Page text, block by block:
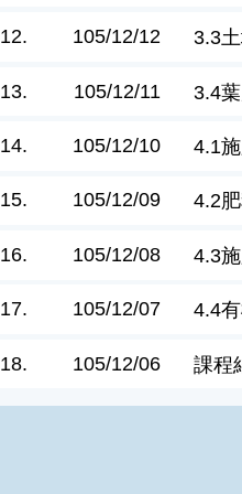
12. 105/12/12 3.3
13. 105/12/11 3.4
14. 105/12/10 4.1
15. 105/12/09 4.2
16. 105/12/08 4.3
17. 105/12/07 4.4
18. 105/12/06 課程